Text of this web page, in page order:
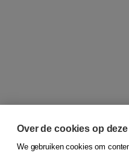
Over de cookies op
We gebruiken cookies om